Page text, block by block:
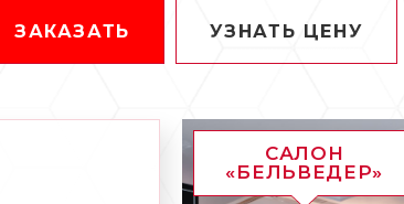
ЗАКАЗАТЬ УЗНАТЬ ЦЕНУ
САЛОН
«БЕЛЬВЕДЕР»